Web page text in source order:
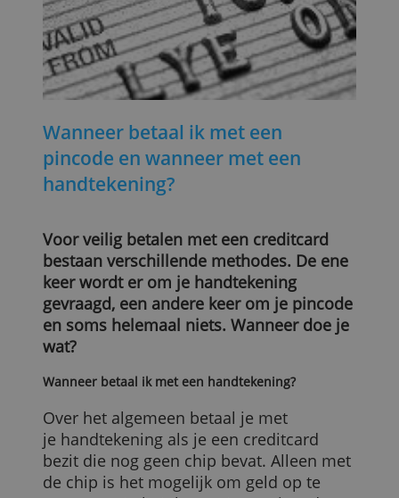
Wanneer betaal ik met een
handtekening?
Voor veilig betalen met een creditcard
bestaan verschillende methodes. De ene
keer wordt er om je handtekening
gevraagd, een andere keer om je
en soms helemaal niets. Wanneer doe je
wat?
Wanneer betaal ik met een handtekening?